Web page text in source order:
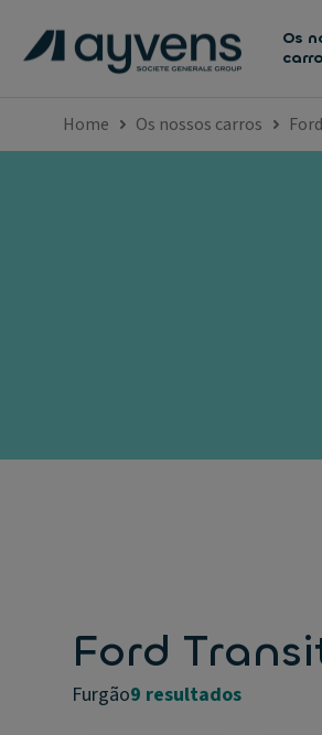
Os
Home Os nossos carros Ford
Ford
furgão9 resultados